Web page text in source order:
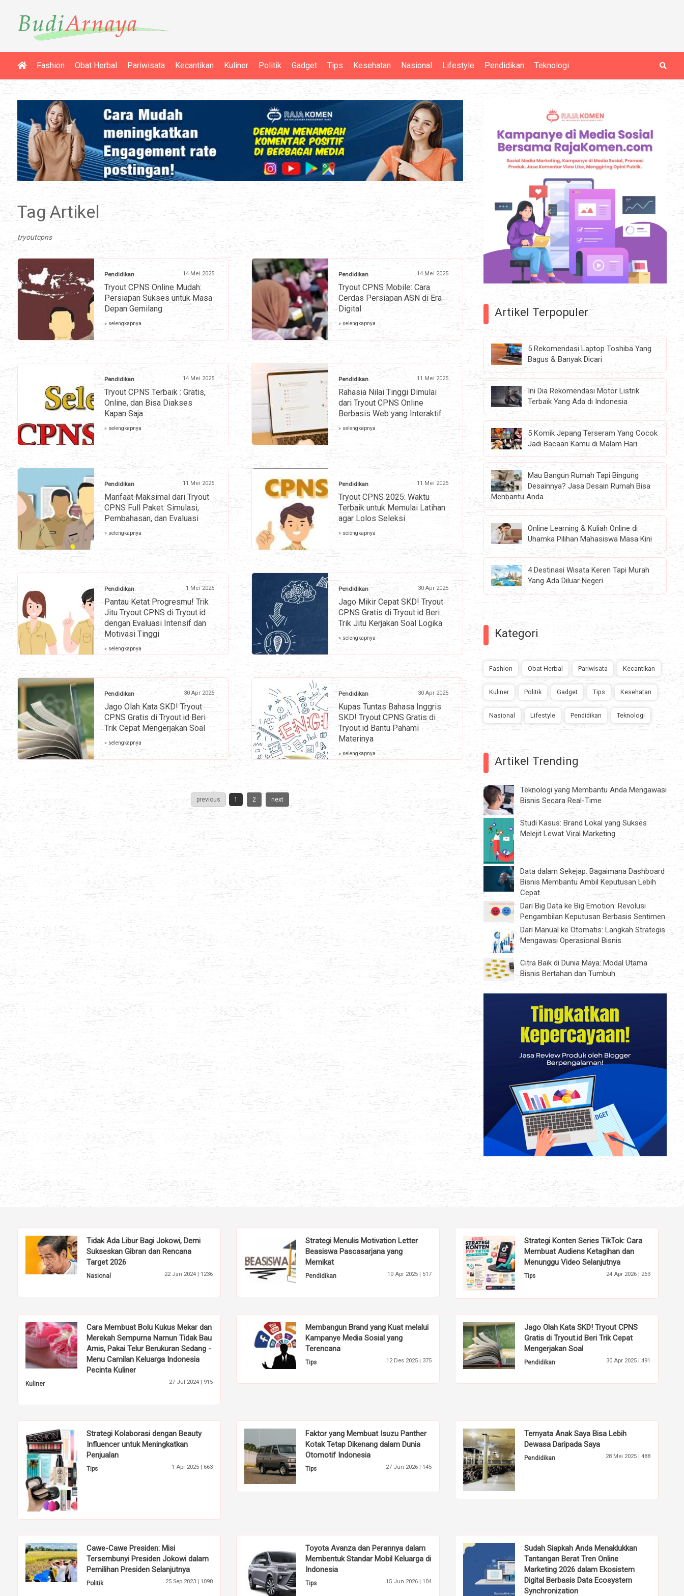
Fashion Obat Herbal Pariwisata Kecantikan Kuliner Politik Gadget Tips Kesehatan Nasional Lifestyle Pendidikan Teknologi
Tag Artikel
tryoutcpns
Pendidikan 14 Mei 2025
Tryout CPNS Online Mudah:
Persiapan Sukses untuk Masa
Depan Gemilang
» selengkapnya
Pendidikan 14 Mei 2025
Tryout CPNS Mobile: Cara
Cerdas Persiapan ASN di Era
Digital
» selengkapnya
Pendidikan 14 Mei 2025
Tryout CPNS Terbaik : Gratis,
Online, dan Bisa Diakses
Kapan Saja
» selengkapnya
Pendidikan 11 Mei 2025
Rahasia Nilai Tinggi Dimulai
dari Tryout CPNS Online
Berbasis Web yang Interaktif
» selengkapnya
Pendidikan 11 Mei 2025
Manfaat Maksimal dari Tryout
CPNS Full Paket: Simulasi,
Pembahasan, dan Evaluasi
» selengkapnya
Pendidikan 11 Mei 2025
Tryout CPNS 2025: Waktu
Terbaik untuk Memulai Latihan
agar Lolos Seleksi
» selengkapnya
Pendidikan 1 Mei 2025
Pantau Ketat Progresmu! Trik
Jitu Tryout CPNS di Tryout.id
dengan Evaluasi Intensif dan
Motivasi Tinggi
» selengkapnya
Pendidikan 30 Apr 2025
Jago Mikir Cepat SKD! Tryout
CPNS Gratis di Tryout.id Beri
Trik Jitu Kerjakan Soal Logika
» selengkapnya
Pendidikan 30 Apr 2025
Jago Olah Kata SKD! Tryout
CPNS Gratis di Tryout.id Beri
Trik Cepat Mengerjakan Soal
» selengkapnya
Pendidikan 30 Apr 2025
Kupas Tuntas Bahasa Inggris
SKD! Tryout CPNS Gratis di
Tryout.id Bantu Pahami
Materinya
» selengkapnya
previous 1 2 next
Artikel Terpopuler
5 Rekomendasi Laptop Toshiba Yang
Bagus & Banyak Dicari
Ini Dia Rekomendasi Motor Listrik
Terbaik Yang Ada di Indonesia
5 Komik Jepang Terseram Yang Cocok
Jadi Bacaan Kamu di Malam Hari
Mau Bangun Rumah Tapi Bingung
Desainnya? Jasa Desain Rumah Bisa
Menbantu Anda
Online Learning & Kuliah Online di
Uhamka Pilihan Mahasiswa Masa Kini
4 Destinasi Wisata Keren Tapi Murah
Yang Ada Diluar Negeri
Kategori
Fashion Obat Herbal Pariwisata Kecantikan
Kuliner Politik Gadget Tips Kesehatan
Nasional Lifestyle Pendidikan Teknologi
Artikel Trending
Teknologi yang Membantu Anda Mengawasi
Bisnis Secara Real-Time
Studi Kasus: Brand Lokal yang Sukses
Melejit Lewat Viral Marketing
Data dalam Sekejap: Bagaimana Dashboard
Bisnis Membantu Ambil Keputusan Lebih
Cepat
Dari Big Data ke Big Emotion: Revolusi
Pengambilan Keputusan Berbasis Sentimen
Dari Manual ke Otomatis: Langkah Strategis
Mengawasi Operasional Bisnis
Citra Baik di Dunia Maya: Modal Utama
Bisnis Bertahan dan Tumbuh
Tidak Ada Libur Bagi Jokowi, Demi
Sukseskan Gibran dan Rencana
Target 2026
Nasional 22 Jan 2024 | 1236
Strategi Menulis Motivation Letter
Beasiswa Pascasarjana yang
Memikat
Pendidikan 10 Apr 2025 | 517
Strategi Konten Series TikTok: Cara
Membuat Audiens Ketagihan dan
Menunggu Video Selanjutnya
Tips 24 Apr 2026 | 263
Cara Membuat Bolu Kukus Mekar dan
Merekah Sempurna Namun Tidak Bau
Amis, Pakai Telur Berukuran Sedang -
Menu Camilan Keluarga Indonesia
Pecinta Kuliner
Kuliner 27 Jul 2024 | 915
Membangun Brand yang Kuat melalui
Kampanye Media Sosial yang
Terencana
Tips 12 Des 2025 | 375
Jago Olah Kata SKD! Tryout CPNS
Gratis di Tryout.id Beri Trik Cepat
Mengerjakan Soal
Pendidikan 30 Apr 2025 | 491
Strategi Kolaborasi dengan Beauty
Influencer untuk Meningkatkan
Penjualan
Tips 1 Apr 2025 | 663
Faktor yang Membuat Isuzu Panther
Kotak Tetap Dikenang dalam Dunia
Otomotif Indonesia
Tips 27 Jun 2026 | 145
Ternyata Anak Saya Bisa Lebih
Dewasa Daripada Saya
Pendidikan 28 Mei 2025 | 488
Cawe-Cawe Presiden: Misi
Tersembunyi Presiden Jokowi dalam
Pemilihan Presiden Selanjutnya
Politik 25 Sep 2023 | 1098
Toyota Avanza dan Perannya dalam
Membentuk Standar Mobil Keluarga di
Indonesia
Tips 15 Jun 2026 | 104
Sudah Siapkah Anda Menaklukkan
Tantangan Berat Tren Online
Marketing 2026 dalam Ekosistem
Digital Berbasis Data Ecosystem
Synchronization